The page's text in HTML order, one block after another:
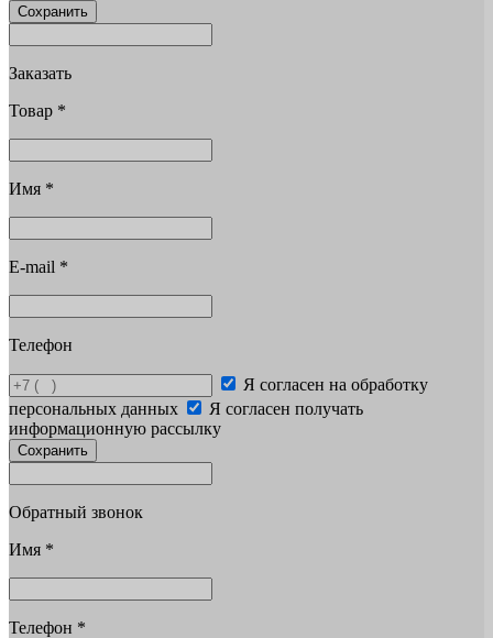
Сохранить
Заказать
Товар *
Имя *
E-mail *
Телефон
Я согласен на обработку
персональных данных
Я согласен получать
информационную рассылку
Сохранить
Обратный звонок
Имя *
Телефон *